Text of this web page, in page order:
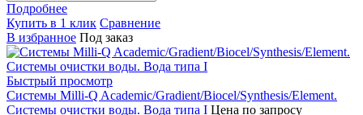
Подробнее
Купить в 1 клик Сравнение
В избранное Под заказ
Быстрый просмотр
Системы Milli-Q Academic/Gradient/Biocel/Synthesis/Element.
Системы очистки воды. Вода типа I Цена по запросу